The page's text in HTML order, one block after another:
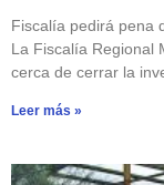
Fiscalía pedirá pena
La Fiscalía Regional
cerca de cerrar la
Leer más »